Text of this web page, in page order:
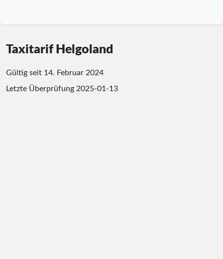
Taxitarif Helgoland
Gültig seit 14. Februar 2024
Letzte Überprüfung 2025-01-13